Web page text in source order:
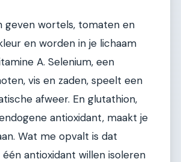
geven wortels, tomaten en
en worden in je lichaam
A. Selenium, een
vis en zaden, speelt een
afweer. En glutathion,
antioxidant, maakt je
Wat me opvalt is dat
antioxidant willen isoleren